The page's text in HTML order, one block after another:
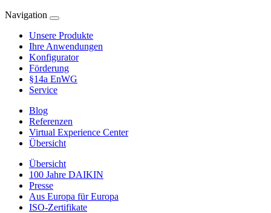
Navigation
Unsere Produkte
Ihre Anwendungen
Konfigurator
Förderung
§14a EnWG
Service
Blog
Referenzen
Virtual Experience Center
Übersicht
Übersicht
100 Jahre DAIKIN
Presse
Aus Europa für Europa
ISO-Zertifikate